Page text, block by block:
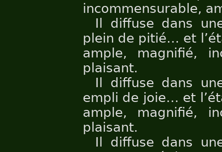
incommensurable,
Il diffuse dans
plein de pitié… et
ample, magnifié,
plaisant.
Il diffuse dans
empli de joie… et
ample, magnifié,
plaisant.
Il diffuse dans